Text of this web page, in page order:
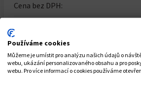
Cena bez DPH:
Cena vč. DPH:
-
Používáme cookies
Můžeme je umístit pro analýzu našich údajů o
webu, ukázání personalizovaného obsahu a pro
webu. Pro více informací o cookies používáme